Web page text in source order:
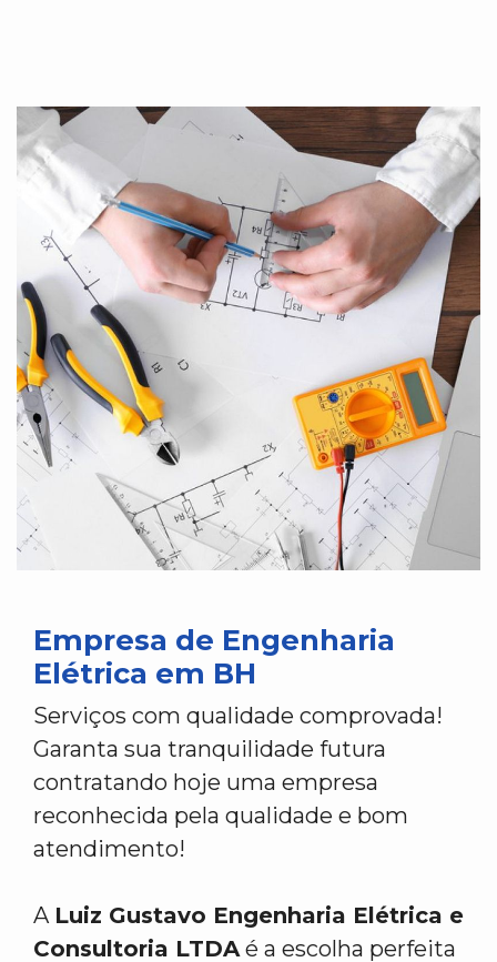
Empresa de Engenharia
Elétrica em BH
Serviços com qualidade comprovada!
Garanta sua tranquilidade futura
contratando hoje uma empresa
reconhecida pela qualidade e bom
atendimento!
A Luiz Gustavo Engenharia Elétrica e
Consultoria LTDAé a escolha perfeita